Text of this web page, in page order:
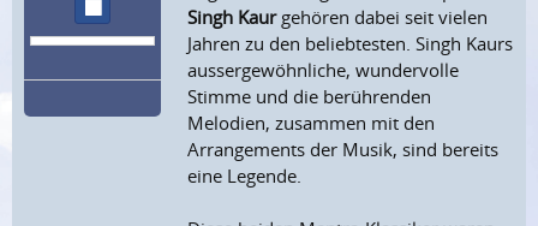
Wiedergabe stoppen
Singh Kaurgehören dabei seit vielen
Jahren zu den beliebtesten. Singh Kaurs
aussergewöhnliche, wundervolle
Stimme und die berührenden
Melodien, zusammen mit den
Arrangements der Musik, sind bereits
eine Legende.